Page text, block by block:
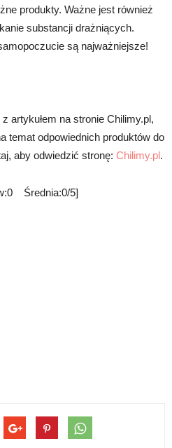
produkty. Ważne jest również
substancji drażniących.
są najważniejsze!
artykułem na stronie Chilimy.pl,
temat odpowiednich produktów do
aby odwiedzić stronę: Chilimy.pl.
Średnia:0/5]